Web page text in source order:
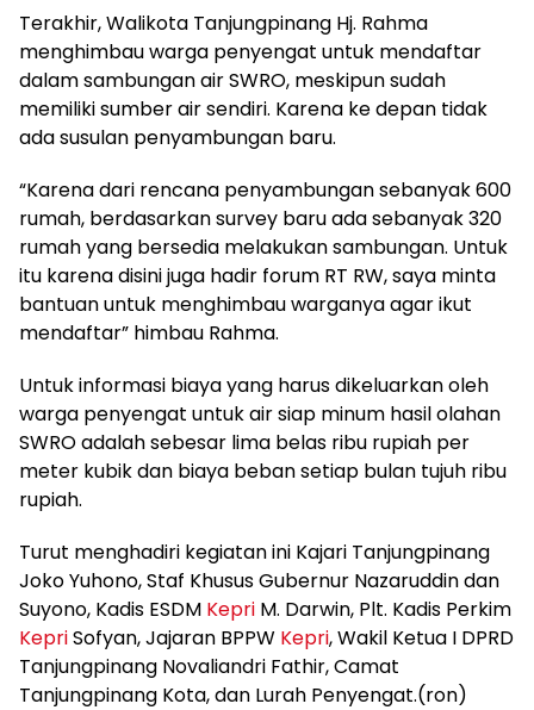
Terakhir, Walikota Tanjungpinang Hj. Rahma
menghimbau warga penyengat untuk mendaftar
dalam sambungan air SWRO, meskipun sudah
memiliki sumber air sendiri. Karena ke depan tidak
ada susulan penyambungan baru.
“Karena dari rencana penyambungan sebanyak 600
rumah, berdasarkan survey baru ada sebanyak 320
rumah yang bersedia melakukan sambungan. Untuk
itu karena disini juga hadir forum RT RW, saya minta
bantuan untuk menghimbau warganya agar ikut
mendaftar” himbau Rahma.
Untuk informasi biaya yang harus dikeluarkan oleh
warga penyengat untuk air siap minum hasil olahan
SWRO adalah sebesar lima belas ribu rupiah per
meter kubik dan biaya beban setiap bulan tujuh ribu
rupiah.
Turut menghadiri kegiatan ini Kajari Tanjungpinang
Joko Yuhono, Staf Khusus Gubernur Nazaruddin dan
Suyono, Kadis ESDM Kepri M. Darwin, Plt. Kadis Perkim
KepriSofyan, Jajaran BPPW Kepri, Wakil Ketua I DPRD
Tanjungpinang Novaliandri Fathir, Camat
Tanjungpinang Kota, dan Lurah Penyengat.(ron)